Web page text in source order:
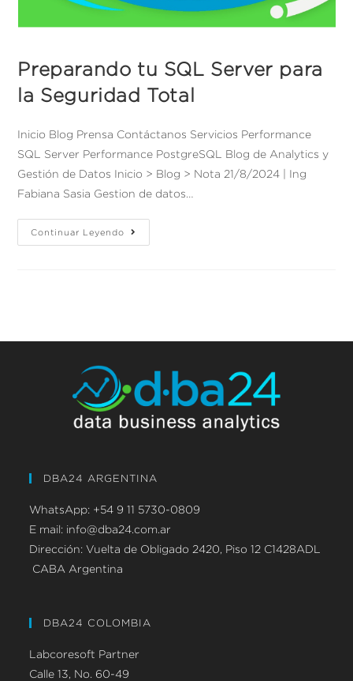
Preparando tu SQL Server para
la Seguridad Total​
Inicio Blog Prensa Contáctanos Servicios Performance
SQL Server Performance PostgreSQL Blog de Analytics y
Gestión de Datos Inicio > Blog > Nota 21/8/2024 | Ing
Fabiana Sasia Gestion de datos…
Continuar Leyendo
DBA24 ARGENTINA
WhatsApp: +54 9 11 5730-0809
E mail: info@dba24.com.ar
Dirección: Vuelta de Obligado 2420, Piso 12 C1428ADL
CABA Argentina
DBA24 COLOMBIA
Labcoresoft Partner
Calle 13, No. 60-49